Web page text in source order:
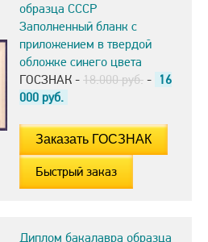
образца СССР
Заполненный бланк с
приложением в твердой
обложке синего цвета
ГОСЗНАК - 18.000 руб. - 16
000 руб.
Быстрый заказ
Диплом бакалавра образца